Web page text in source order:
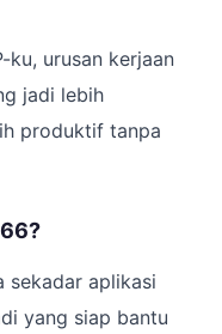
ku, urusan kerjaan
jadi lebih
produktif tanpa
sekadar aplikasi
yang siap bantu